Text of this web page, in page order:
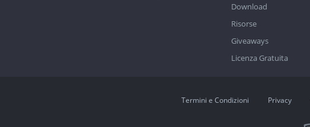
Download
Risorse
Giveaways
Licenza Gratuita
Termini e Condizioni Privacy